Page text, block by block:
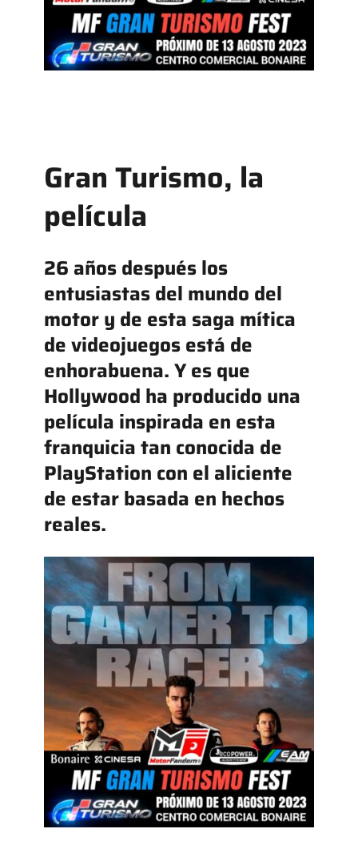
Gran Turismo, la
película
26 años después los
entusiastas del mundo del
motor y de esta saga mítica
de videojuegos está de
enhorabuena. Y es que
Hollywood ha producido una
película inspirada en esta
franquicia tan conocida de
PlayStation con el aliciente
de estar basada en hechos
reales.